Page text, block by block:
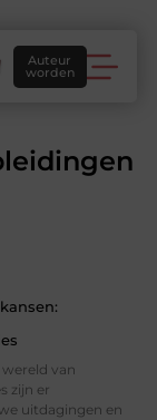
Auteur
worden
van
zijn er
uitdagingen en